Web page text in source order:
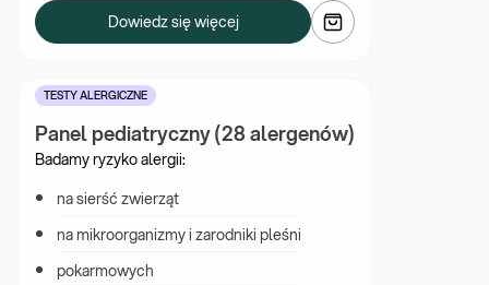
Dowiedz się więcej
TESTY ALERGICZNE
Panel pediatryczny (28 alergenów)
Badamy ryzyko alergii:
na sierść zwierząt
na mikroorganizmy i zarodniki pleśni
pokarmowych